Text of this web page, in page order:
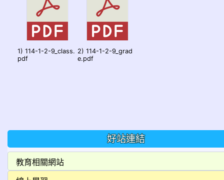
1) 114-1-2-9_class.
pdf
2) 114-1-2-9_grad
e.pdf
好站連結